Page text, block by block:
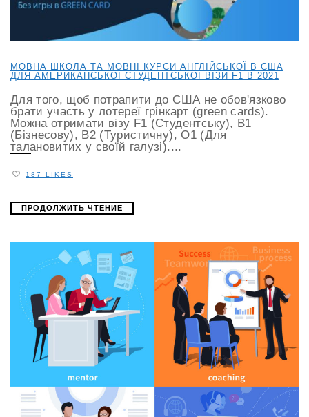
МОВНА ШКОЛА ТА МОВНІ КУРСИ АНГЛІЙСЬКОЇ В США
ДЛЯ АМЕРИКАНСЬКОЇ СТУДЕНТСЬКОЇ ВІЗИ F1 В 2021
Для того, щоб потрапити до США не обов'язково
брати участь у лотереї грінкарт (green cards).
Можна отримати візу F1 (Студентську), B1
(Бізнесову), B2 (Туристичну), O1 (Для
талановитих у своїй галузі)....
187 LIKES
ПРОДОЛЖИТЬ ЧТЕНИЕ